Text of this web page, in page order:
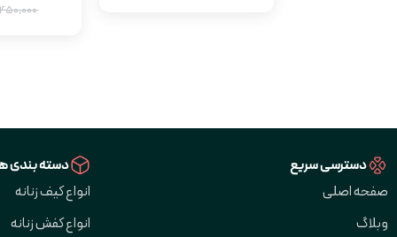
۱,۴۵۰,۰۰۰
دسترسی سریع
صفحه اصلی
وبلاگ
دسته بندی
انواع کیف زنانه
انواع کفش زنانه